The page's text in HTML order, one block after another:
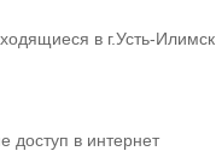
в г.Усть-Илимск
доступ в интернет